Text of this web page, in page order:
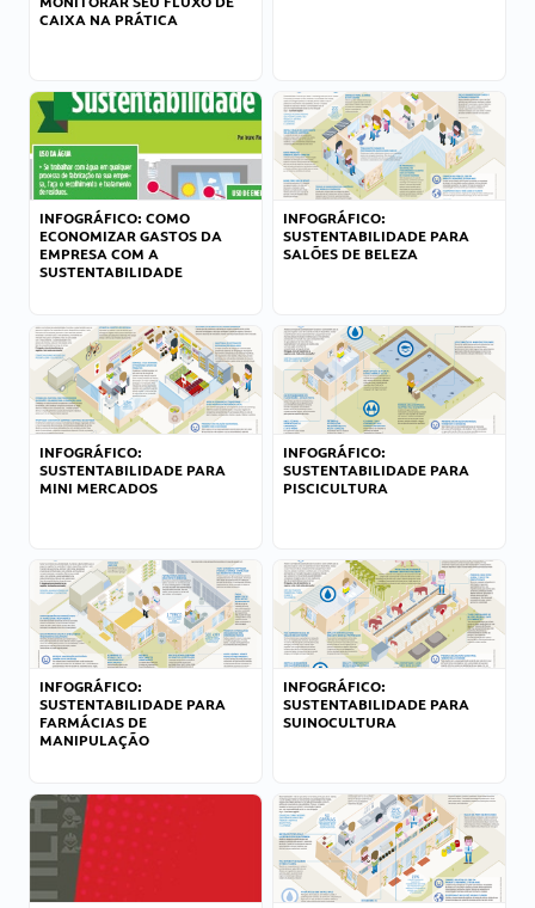
CAIXA NA PRÁTICA
INFOGRÁFICO: COMO
ECONOMIZAR GASTOS DA
EMPRESA COM A
SUSTENTABILIDADE
INFOGRÁFICO:
SUSTENTABILIDADE PARA
SALÕES DE BELEZA
INFOGRÁFICO:
SUSTENTABILIDADE PARA
MINI MERCADOS
INFOGRÁFICO:
SUSTENTABILIDADE PARA
PISCICULTURA
INFOGRÁFICO:
SUSTENTABILIDADE PARA
FARMÁCIAS DE
MANIPULAÇÃO
INFOGRÁFICO:
SUSTENTABILIDADE PARA
SUINOCULTURA